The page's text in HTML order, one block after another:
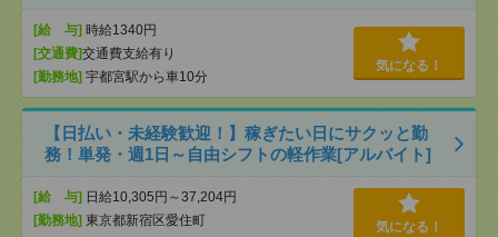
[給 与] 時給1340円
[交通費]交通費支給有り
[勤務地] 宇都宮駅から車10分
気になる！
【日払い・未経験歓迎！】稼ぎたい日にサクッと勤
務！単発・週1日～自由シフトの軽作業[アルバイト]
[給 与] 日給10,305円～37,204円
[勤務地] 東京都新宿区愛住町 気になる！